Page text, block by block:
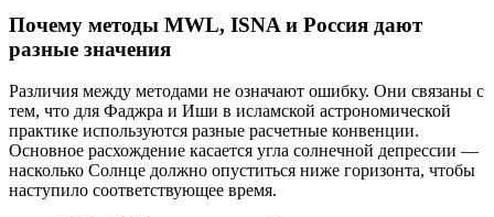
Почему методы MWL, ISNA и Россия дают
разные значения
Различия между методами не означают ошибку. Они связаны с
тем, что для Фаджра и Иши в исламской астрономической
практике используются разные расчетные конвенции.
Основное расхождение касается угла солнечной депрессии —
насколько Солнце должно опуститься ниже горизонта, чтобы
наступило соответствующее время.